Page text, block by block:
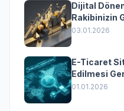
Dijital
Rakibinizin
(Kurumsal
03.01.2026
E-Ticaret
Edilmesi
01.01.2026